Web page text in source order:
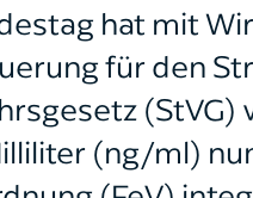
hat mit
für den
(ng/ml)